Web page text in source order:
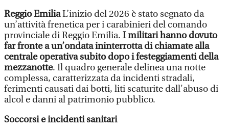
Reggio EmiliaL’inizio del 2026 è stato segnato da
un’attività frenetica per i carabinieri del comando
provinciale di Reggio Emilia. I militari hanno dovuto
far fronte a un’ondata ininterrotta di chiamate alla
centrale operativa subito dopo i festeggiamenti della
mezzanotte. Il quadro generale delinea una notte
complessa, caratterizzata da incidenti stradali,
ferimenti causati dai botti, liti scaturite dall'abuso di
alcol e danni al patrimonio pubblico.
Soccorsi e incidenti sanitari